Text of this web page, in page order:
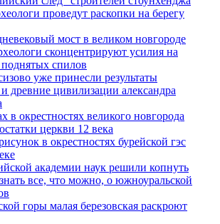
проведут раскопки на берегу
мост в великом новгороде
сконцентрируют усилия на
спилов
уже принесли результаты
древние цивилизации александра
в окрестностях великого новгорода
церкви 12 века
в окрестностях бурейской гэс
академии наук решили копнуть
все, что можно, о южноуральской
горы малая березовская раскроют